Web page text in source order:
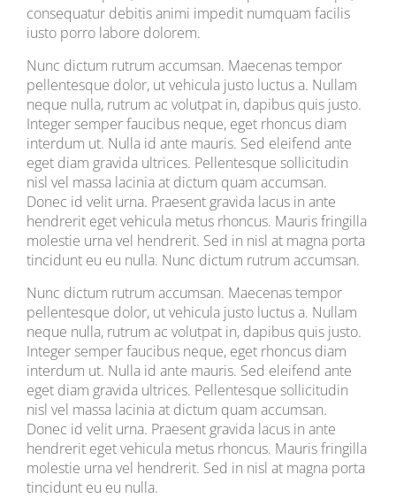
consequatur debitis animi impedit numquam facilis
iusto porro labore dolorem.
Nunc dictum rutrum accumsan. Maecenas tempor
pellentesque dolor, ut vehicula justo luctus a. Nullam
neque nulla, rutrum ac volutpat in, dapibus quis justo.
Integer semper faucibus neque, eget rhoncus diam
interdum ut. Nulla id ante mauris. Sed eleifend ante
eget diam gravida ultrices. Pellentesque sollicitudin
nisl vel massa lacinia at dictum quam accumsan.
Donec id velit urna. Praesent gravida lacus in ante
hendrerit eget vehicula metus rhoncus. Mauris fringilla
molestie urna vel hendrerit. Sed in nisl at magna porta
tincidunt eu eu nulla. Nunc dictum rutrum accumsan.
Nunc dictum rutrum accumsan. Maecenas tempor
pellentesque dolor, ut vehicula justo luctus a. Nullam
neque nulla, rutrum ac volutpat in, dapibus quis justo.
Integer semper faucibus neque, eget rhoncus diam
interdum ut. Nulla id ante mauris. Sed eleifend ante
eget diam gravida ultrices. Pellentesque sollicitudin
nisl vel massa lacinia at dictum quam accumsan.
Donec id velit urna. Praesent gravida lacus in ante
hendrerit eget vehicula metus rhoncus. Mauris fringilla
molestie urna vel hendrerit. Sed in nisl at magna porta
tincidunt eu eu nulla.